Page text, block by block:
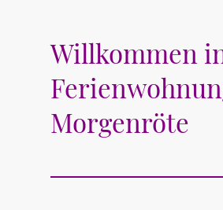
Willkommen
Morgenröte